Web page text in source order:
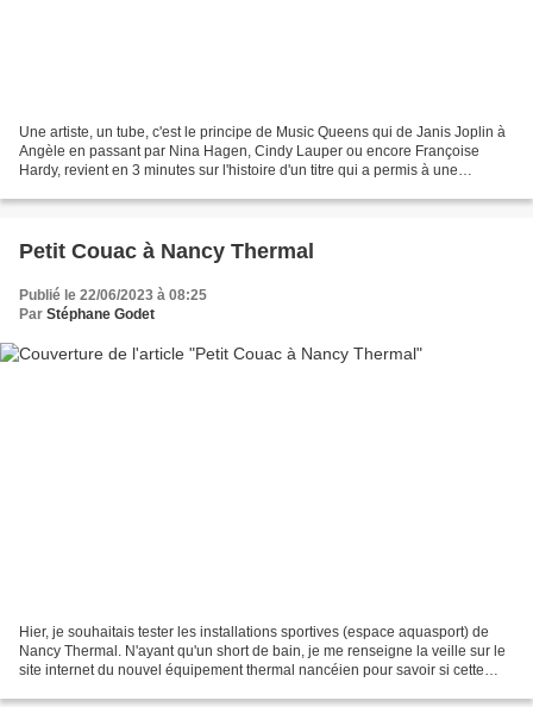
Une artiste, un tube, c'est le principe de Music Queens qui de Janis Joplin à
Angèle en passant par Nina Hagen, Cindy Lauper ou encore Françoise
Hardy, revient en 3 minutes sur l'histoire d'un titre qui a permis à une
Petit Couac à Nancy Thermal
Publié le 22/06/2023 à 08:25
Par Stéphane Godet
Hier, je souhaitais tester les installations sportives (espace aquasport) de
Nancy Thermal. N'ayant qu'un short de bain, je me renseigne la veille sur le
site internet du nouvel équipement thermal nancéien pour savoir si cette